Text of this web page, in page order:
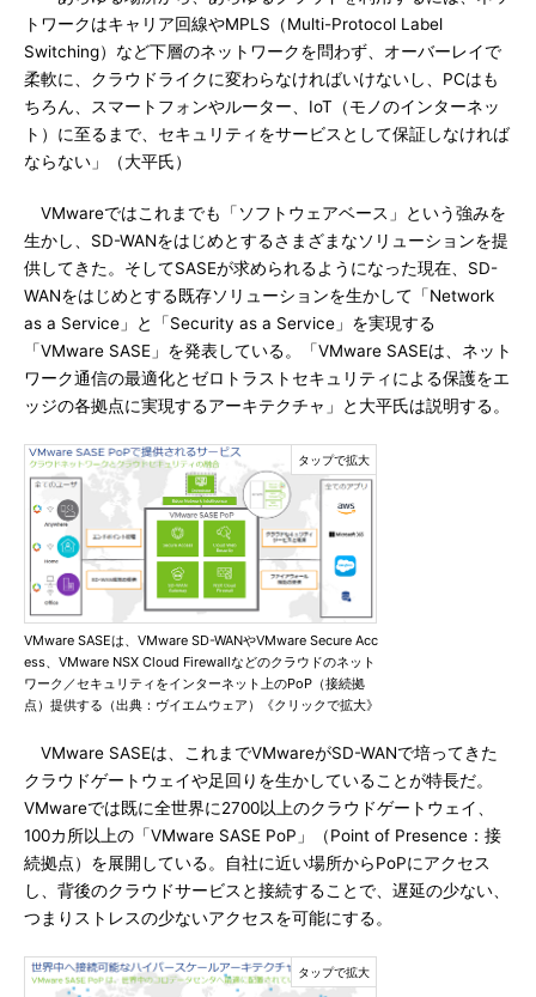
トワークはキャリア回線やMPLS（Multi-Protocol Label
Switching）など下層のネットワークを問わず、オーバーレイで
柔軟に、クラウドライクに変わらなければいけないし、PCはも
ちろん、スマートフォンやルーター、IoT（モノのインターネッ
ト）に至るまで、セキュリティをサービスとして保証しなければ
ならない」（大平氏）
VMwareではこれまでも「ソフトウェアベース」という強みを
生かし、SD-WANをはじめとするさまざまなソリューションを提
供してきた。そしてSASEが求められるようになった現在、SD-
WANをはじめとする既存ソリューションを生かして「Network
as a Service」と「Security as a Service」を実現する
「VMware SASE」を発表している。「VMware SASEは、ネット
ワーク通信の最適化とゼロトラストセキュリティによる保護をエ
ッジの各拠点に実現するアーキテクチャ」と大平氏は説明する。
VMware SASEは、VMware SD-WANやVMware Secure Acc
ess、VMware NSX Cloud Firewallなどのクラウドのネット
ワーク／セキュリティをインターネット上のPoP（接続拠
点）提供する（出典：ヴイエムウェア）《クリックで拡大》
VMware SASEは、これまでVMwareがSD-WANで培ってきた
クラウドゲートウェイや足回りを生かしていることが特長だ。
VMwareでは既に全世界に2700以上のクラウドゲートウェイ、
100カ所以上の「VMware SASE PoP」（Point of Presence：接
続拠点）を展開している。自社に近い場所からPoPにアクセス
し、背後のクラウドサービスと接続することで、遅延の少ない、
つまりストレスの少ないアクセスを可能にする。